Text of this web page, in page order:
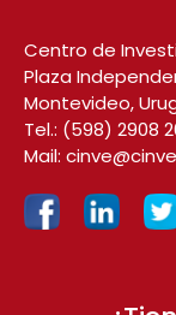
Centro de
Plaza
Montevideo,
Tel.: (598) 2908
Mail: